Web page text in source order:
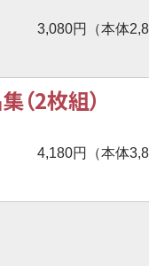
3,080円（本体
2枚組）
4,180円（本体